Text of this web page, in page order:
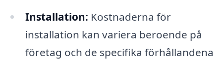
Installation: Kostnaderna för
installation kan variera beroende på
företag och de specifika förhållandena